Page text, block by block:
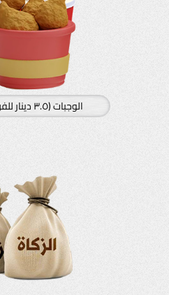
الوجبات (٣.٥ دينار للفرد مع التوصيل)